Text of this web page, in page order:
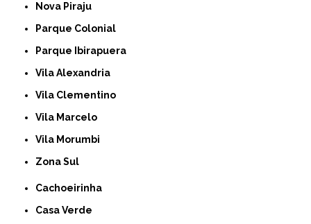
Nova Piraju
Parque Colonial
Parque Ibirapuera
Vila Alexandria
Vila Clementino
Vila Marcelo
Vila Morumbi
Zona Sul
Cachoeirinha
Casa Verde